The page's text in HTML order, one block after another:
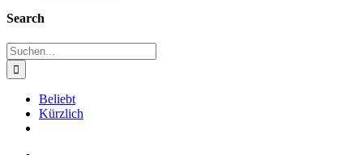
Search
Suche
nach:
Beliebt
Kürzlich